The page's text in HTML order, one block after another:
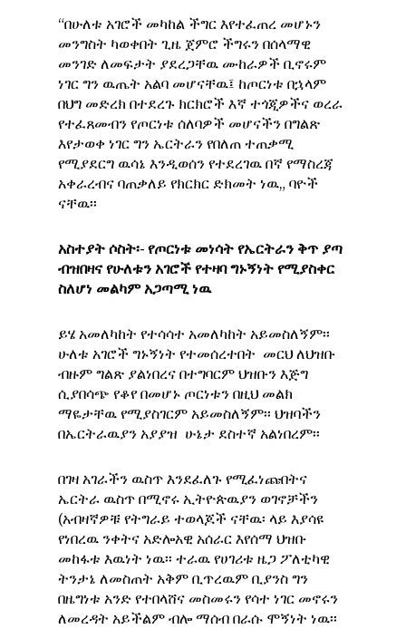
“በሁለቱ አገሮች መካከል ችግር እየተፈጠረ መሆኑን
መንግስት ካወቀበት ጊዜ ጀምሮ ችግሩን በሰላማዊ
መንገድ ለመፍታት ያደረጋቸዉ ሙከራዎች ቢኖሩም
ነገር ግን ዉጤት አልባ መሆናቸዉ፤ ከጦርነቱ በኋላም
በህግ መድረክ በተደረጉ ክርክሮች እኛ ተጎጂዎችና ወረራ
የተፈጸመብን የጦርነቱ ሰለባዎች መሆናችን በግልጽ
እየታወቀ ነገር ግን ኤርትራን የበለጠ ተጠቃሚ
የሚያደርግ ዉሳኔ እንዲወሰን የተደረገዉ በኛ የማስረጃ
አቀራረብና ባጠቃለይ የክርክር ድክመት ነዉ„ ባዮች
ናቸዉ፡፡
አስተያት ሶስት፡- የጦርነቱ መነሳት የኤርትራን ቅጥ ያጣ
ብዝበዛና የሁለቱን አገሮች የተዛባ ግኑኝነት የሚያስቀር
ስለሆነ መልካም አጋጣሚ ነዉ
ይሄ አመለካከት የተሳሳተ አመለካከት አይመስለኝም፡፡
ሁለቱ አገሮች ግኑኝነት የተመሰረተበት መርህ ለህዝቡ
ብዙም ግልጽ ያልነበረና በተግባርም ህዝቡን እጅግ
ሲያበሳጭ የቆየ በመሆኑ ጦርነቱን በዚህ መልክ
ማዬታቸዉ የሚያስገርም አይመስለኝም፡፡ ህዝባችን
በኤርትራዉያን አያያዝ ሁኔታ ደስተኛ አልነበረም፡፡
በገዛ አገራችን ዉስጥ እንደፈለጉ የሚፈነጩበትና
ኤርትራ ዉስጥ በሚኖሩ ኢትዮጵዉያን ወገኖቻችን
(አብዛኛዎቹ የትግራይ ተወላጆች ናቸዉ፡ ላይ እያሳዩ
የነበረዉ ንቀትና አድሎአዊ አሰራር እየሰማ ህዝቡ
መከፋቱ እዉነት ነዉ፡፡ ተራዉ የሀገሪቱ ዜጋ ፖለቲካዊ
ትንታኔ ለመስጠት አቅም ቢጥረዉም ቢያንስ ግን
በዜግነቱ አንድ የተበላሸና መስመሩን የሳተ ነገር መኖሩን
ለመረዳት አይችልም ብሎ ማሰብ በራሱ ሞኝነት ነዉ፡፡